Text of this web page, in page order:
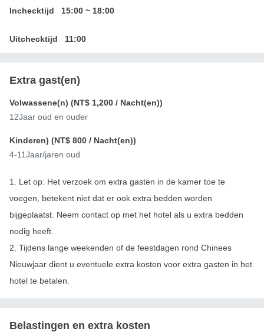
Inchecktijd 15:00 ~ 18:00
Uitchecktijd 11:00
Extra gast(en)
Volwassene(n) (NT$ 1,200 / Nacht(en))
12Jaar oud en ouder
Kinderen) (NT$ 800 / Nacht(en))
4-11Jaar/jaren oud
1. Let op: Het verzoek om extra gasten in de kamer toe te
voegen, betekent niet dat er ook extra bedden worden
bijgeplaatst. Neem contact op met het hotel als u extra bedden
nodig heeft.
2. Tijdens lange weekenden of de feestdagen rond Chinees
Nieuwjaar dient u eventuele extra kosten voor extra gasten in het
hotel te betalen.
Belastingen en extra kosten